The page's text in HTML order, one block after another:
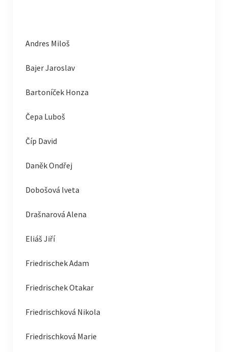
Andres Miloš
Bajer Jaroslav
Bartoníček Honza
Čepa Luboš
Číp David
Daněk Ondřej
Dobošová Iveta
Drašnarová Alena
Eliáš Jiří
Friedrischek Adam
Friedrischek Otakar
Friedrischková Nikola
Friedrischková Marie